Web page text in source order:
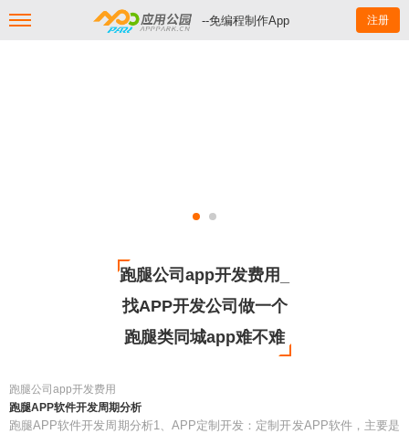
--免编程制作App 注册
跑腿公司app开发费用_
找APP开发公司做一个
跑腿类同城app难不难
跑腿公司app开发费用
跑腿APP软件开发周期分析
跑腿APP软件开发周期分析1、APP定制开发：定制开发APP软件，主要是